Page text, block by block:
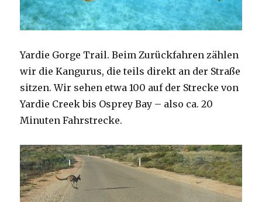
Yardie Gorge Trail. Beim Zurückfahren zählen
wir die Kangurus, die teils direkt an der Straße
sitzen. Wir sehen etwa 100 auf der Strecke von
Yardie Creek bis Osprey Bay – also ca. 20
Minuten Fahrstrecke.